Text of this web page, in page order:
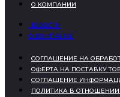
О КОМПАНИИ
НОВОСТИ
О КОМПАНИИ
СОГЛАШЕНИЕ НА
ОФЕРТА НА ПОСТАВКУ
СОГЛАШЕНИЕ
ПОЛИТИКА В